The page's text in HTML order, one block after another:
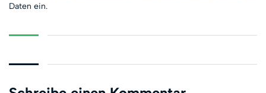
Daten ein.